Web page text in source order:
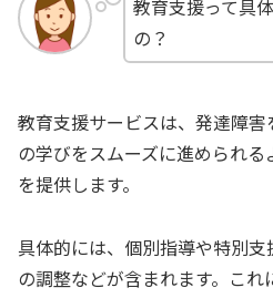
教育支援って具
の？
教育支援サービスは、発達障
の学びをスムーズに進められ
を提供します。
具体的には、個別指導や特別
の調整などが含まれます。こ